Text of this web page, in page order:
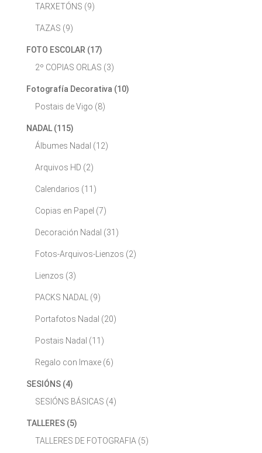
TARXETÓNS (9)
TAZAS (9)
FOTO ESCOLAR (17)
2º COPIAS ORLAS (3)
Fotografía Decorativa (10)
Postais de Vigo (8)
NADAL (115)
Álbumes Nadal (12)
Arquivos HD (2)
Calendarios (11)
Copias en Papel (7)
Decoración Nadal (31)
Fotos-Arquivos-Lienzos (2)
Lienzos (3)
PACKS NADAL (9)
Portafotos Nadal (20)
Postais Nadal (11)
Regalo con Imaxe (6)
SESIÓNS (4)
SESIÓNS BÁSICAS (4)
TALLERES (5)
TALLERES DE FOTOGRAFIA (5)